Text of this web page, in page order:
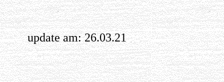
update am:26.03.21